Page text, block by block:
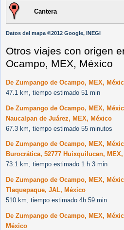
Cantera
Datos del mapa ©2012 Google, INEGI
Otros viajes con origen
Ocampo, MEX, México
De Zumpango de Ocampo, MEX,
47.1 km, tiempo estimado 51 min
De Zumpango de Ocampo, MEX,
Naucalpan de Juárez, MEX, México
67.3 km, tiempo estimado 55 minutos
De Zumpango de Ocampo, MEX,
Burocrática, 52777 Huixquilucan,
73.1 km, tiempo estimado 1 h 3 min
De Zumpango de Ocampo, MEX,
Tlaquepaque, JAL, México
510 km, tiempo estimado 4h 59 min
De Zumpango de Ocampo, MEX,
México